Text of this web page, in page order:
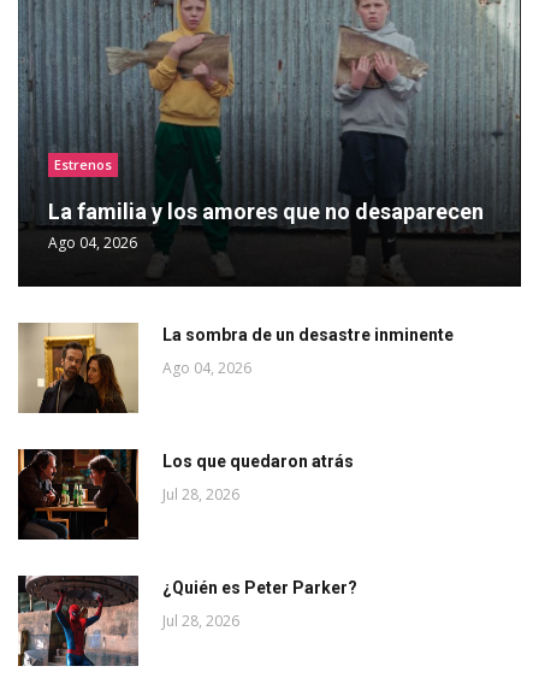
Estrenos
La familia y los amores que no desaparecen
Ago 04, 2026
La sombra de un desastre inminente
Ago 04, 2026
Los que quedaron atrás
Jul 28, 2026
¿Quién es Peter Parker?
Jul 28, 2026